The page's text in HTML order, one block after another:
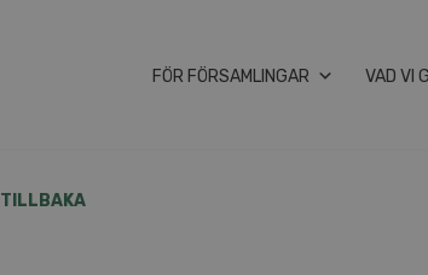
FÖR FÖRSAMLINGAR VAD VI
TILLBAKA